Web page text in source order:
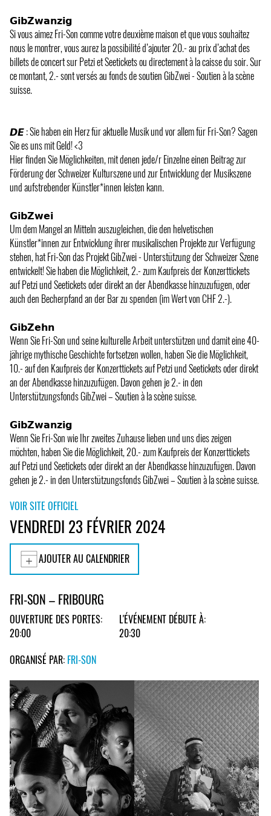
𝗚𝗶𝗯𝗭𝘄𝗮𝗻𝘇𝗶𝗴
Si vous aimez Fri-Son comme votre deuxième maison et que vous souhaitez
nous le montrer, vous aurez la possibilité d’ajouter 20.- au prix d’achat des
billets de concert sur Petzi et Seetickets ou directement à la caisse du soir. Sur
ce montant, 2.- sont versés au fonds de soutien GibZwei - Soutien à la scène
suisse.
𝘿𝙀 : Sie haben ein Herz für aktuelle Musik und vor allem für Fri-Son? Sagen
Sie es uns mit Geld! <3
Hier finden Sie Möglichkeiten, mit denen jede/r Einzelne einen Beitrag zur
Förderung der Schweizer Kulturszene und zur Entwicklung der Musikszene
und aufstrebender Künstler*innen leisten kann.
𝗚𝗶𝗯𝗭𝘄𝗲𝗶
Um dem Mangel an Mitteln auszugleichen, die den helvetischen
Künstler*innen zur Entwicklung ihrer musikalischen Projekte zur Verfügung
stehen, hat Fri-Son das Projekt GibZwei - Unterstützung der Schweizer Szene
entwickelt! Sie haben die Möglichkeit, 2.- zum Kaufpreis der Konzerttickets
auf Petzi und Seetickets oder direkt an der Abendkasse hinzuzufügen, oder
auch den Becherpfand an der Bar zu spenden (im Wert von CHF 2.-).
𝗚𝗶𝗯𝗭𝗲𝗵𝗻
Wenn Sie Fri-Son und seine kulturelle Arbeit unterstützen und damit eine 40-
jährige mythische Geschichte fortsetzen wollen, haben Sie die Möglichkeit,
10.- auf den Kaufpreis der Konzerttickets auf Petzi und Seetickets oder direkt
an der Abendkasse hinzuzufügen. Davon gehen je 2.- in den
Unterstützungsfonds GibZwei – Soutien à la scène suisse.
𝗚𝗶𝗯𝗭𝘄𝗮𝗻𝘇𝗶𝗴
Wenn Sie Fri-Son wie Ihr zweites Zuhause lieben und uns dies zeigen
möchten, haben Sie die Möglichkeit, 20.- zum Kaufpreis der Konzerttickets
auf Petzi und Seetickets oder direkt an der Abendkasse hinzuzufügen. Davon
gehen je 2.- in den Unterstützungsfonds GibZwei – Soutien à la scène suisse.
VOIR SITE OFFICIEL
VENDREDI 23 FÉVRIER 2024
AJOUTER AU CALENDRIER
FRI-SON – FRIBOURG
OUVERTURE DES PORTES:
20:00
L'ÉVÉNEMENT DÉBUTE À:
20:30
ORGANISÉ PAR: FRI-SON